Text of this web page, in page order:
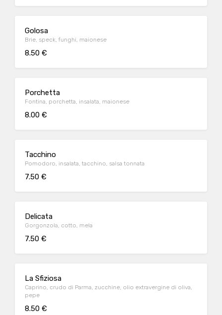
Golosa
Brie, speck, funghi, maionese
8.50 €
Porchetta
Fontina, porchetta, insalata, maionese
8.00 €
Tacchino
Pomodoro, insalata, tacchino, salsa tonnata
7.50 €
Delicata
Gorgonzola, cotto, mela
7.50 €
La Sfiziosa
Caprino, crudo di Parma, zucchine, olio extravergine di oliva,
pepe
8.50 €